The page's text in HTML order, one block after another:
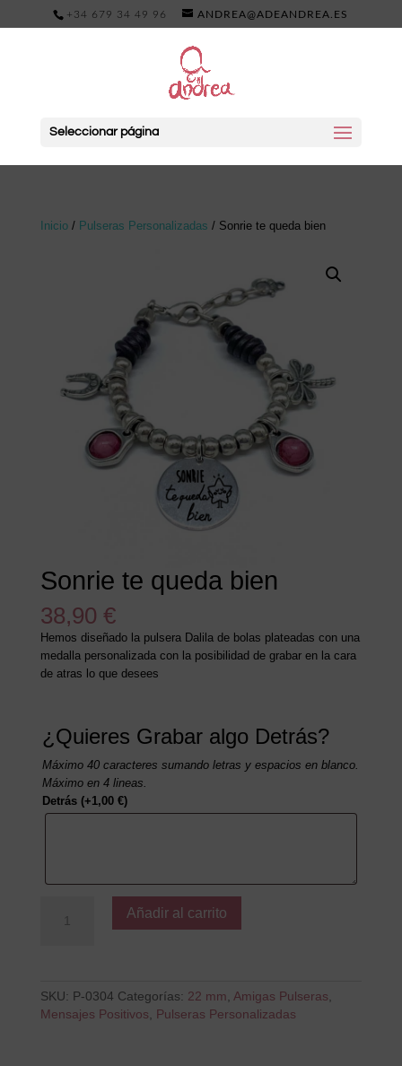
+34 679 34 49 96 ANDREA@ADEANDREA.ES
Seleccionar página
Inicio/ Pulseras Personalizadas / Sonrie te queda bien
Sonrie te queda bien
38,90 €
Hemos diseñado la pulsera Dalila de bolas plateadas con una
medalla personalizada con la posibilidad de grabar en la cara
de atras lo que desees
¿Quieres Grabar algo Detrás?
Máximo 40 caracteres sumando letras y espacios en blanco.
Máximo en 4 lineas.
Detrás (+1,00 €)
Añadir al carrito
SKU: P-0304 Categorías: 22 mm, Amigas Pulseras,
Mensajes Positivos, Pulseras Personalizadas